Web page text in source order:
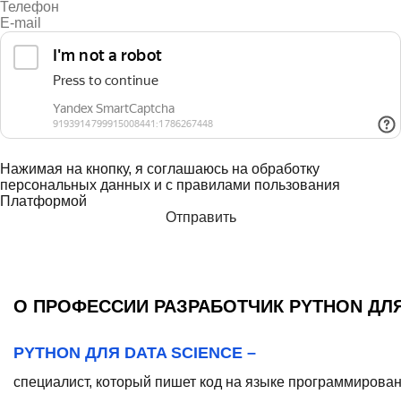
Нажимая на кнопку, я соглашаюсь на обработку
персональных данных и с правилами пользования
Платформой
О ПРОФЕССИИ РАЗРАБОТЧИК PYTHON ДЛЯ
PYTHON ДЛЯ DATA SCIENCE –
специалист, который пишет код на языке